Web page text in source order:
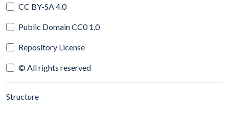
CC BY-SA 4.0
Public Domain CC0 1.0
Repository License
© All rights reserved
Structure(automatic content reloading)